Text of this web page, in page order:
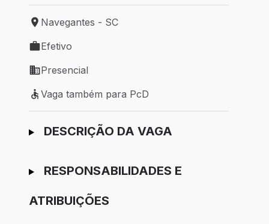
Local de trabalho: Navegantes - SC
Navegantes - SC
Tipo de vaga: Efetivo
Efetivo
Modelo de trabalho: Presencial
Presencial
Vaga também para PcD
Vaga também para PcD
Ir para candidatura
DESCRIÇÃO DA VAGA
RESPONSABILIDADES E
ATRIBUIÇÕES